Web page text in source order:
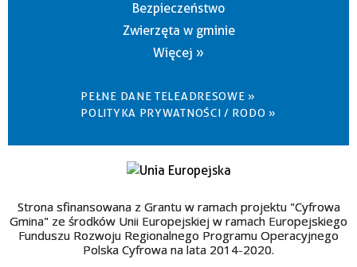
Bezpieczeństwo
Zwierzęta w gminie
Więcej »
PEŁNE DANE TELEADRESOWE »
POLITYKA PRYWATNOŚCI / RODO »
Strona sfinansowana z Grantu w ramach projektu "Cyfrowa
Gmina" ze środków Unii Europejskiej w ramach Europejskiego
Funduszu Rozwoju Regionalnego Programu Operacyjnego
Polska Cyfrowa na lata 2014-2020.